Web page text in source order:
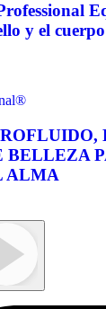
y el cuerpo
BELLEZA
ALMA